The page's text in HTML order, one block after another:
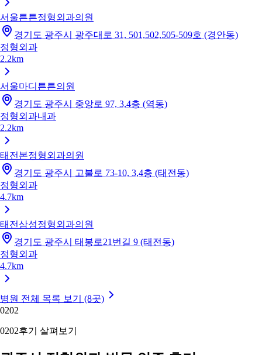
서울튼튼정형외과의원
경기도 광주시 광주대로 31, 501,502,505-509호 (경안동)
정형외과
2.2km
서울마디튼튼의원
경기도 광주시 중앙로 97, 3,4층 (역동)
정형외과내과
2.2km
태전본정형외과의원
경기도 광주시 고불로 73-10, 3,4층 (태전동)
정형외과
4.7km
태전삼성정형외과의원
경기도 광주시 태봉로21번길 9 (태전동)
정형외과
4.7km
병원 전체 목록 보기 (8곳)
0202
0202후기 살펴보기